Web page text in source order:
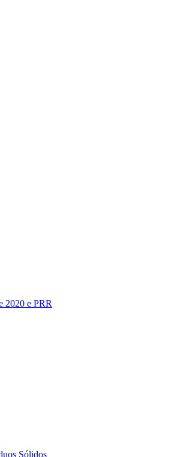
2020 e PRR
Sólidos